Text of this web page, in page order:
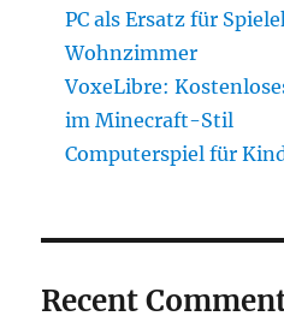
PC als Ersatz für
Wohnzimmer
VoxeLibre:
im Minecraft-Stil
Computerspiel für
Recent